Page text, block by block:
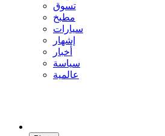
تسوق
مطبخ
سيارات
إشهار
أخبار
سياسة
عالمية